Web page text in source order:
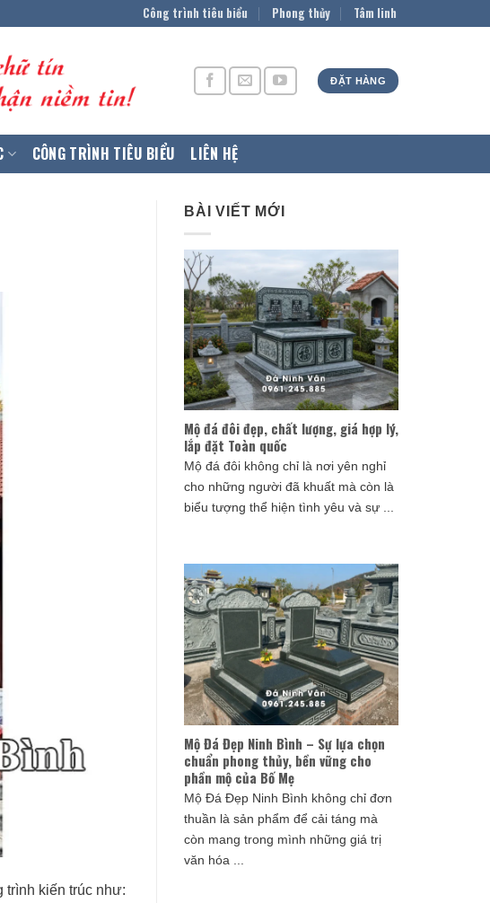
Công trình tiêu biểu Phong thủy Tâm linh
ĐẶT HÀNG
CÔNG TRÌNH TIÊU BIỂU LIÊN HỆ
trình kiến trúc như:
BÀI VIẾT MỚI
Mộ đá đôi đẹp, chất lượng, giá hợp lý,
lắp đặt Toàn quốc
Mộ đá đôi không chỉ là nơi yên nghỉ
cho những người đã khuất mà còn là
biểu tượng thể hiện tình yêu và sự ...
Mộ Đá Đẹp Ninh Bình – Sự lựa chọn
chuẩn phong thủy, bền vững cho
phần mộ của Bố Mẹ
Mộ Đá Đẹp Ninh Bình không chỉ đơn
thuần là sản phẩm để cải táng mà
còn mang trong mình những giá trị
văn hóa ...